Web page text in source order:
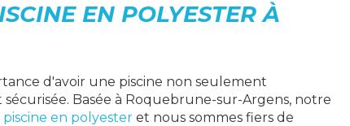
EN POLYESTER À
d'avoir une piscine non seulement
Basée à Roquebrune-sur-Argens, notre
en polyester et nous sommes fiers de